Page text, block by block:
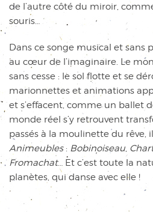
de l’autre côté du miroir,
souris…
Dans ce songe musical et sans
au cœur de l’imaginaire. Le
sans cesse : le sol flotte et se
marionnettes et animations
et s’effacent, comme un ballet
monde réel s’y retrouvent
passés à la moulinette du rêve,
Animeubles: Bobinoiseau,
Fromachat… Et c’est toute la
planètes, qui danse avec elle !